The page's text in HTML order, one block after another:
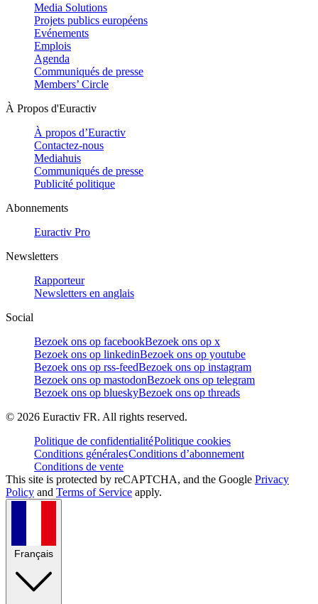
Media Solutions
Projets publics européens
Evénements
Emplois
Agenda
Communiqués de presse
Members’ Circle
À Propos d'Euractiv
À propos d’Euractiv
Contactez-nous
Mediahuis
Communiqués de presse
Publicité politique
Abonnements
Euractiv Pro
Newsletters
Rapporteur
Newsletters en anglais
Social
Bezoek ons op facebookBezoek ons op x
Bezoek ons op linkedinBezoek ons op youtube
Bezoek ons op rss-feedBezoek ons op instagram
Bezoek ons op mastodonBezoek ons op telegram
Bezoek ons op blueskyBezoek ons op threads
© 2026 Euractiv FR. All rights reserved.
Politique de confidentialitéPolitique cookies
Conditions généralesConditions d’abonnement
Conditions de vente
This site is protected by reCAPTCHA, and the Google Privacy
Policy and Terms of Service apply.
Français